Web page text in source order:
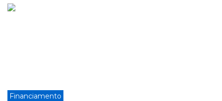
Financiamento